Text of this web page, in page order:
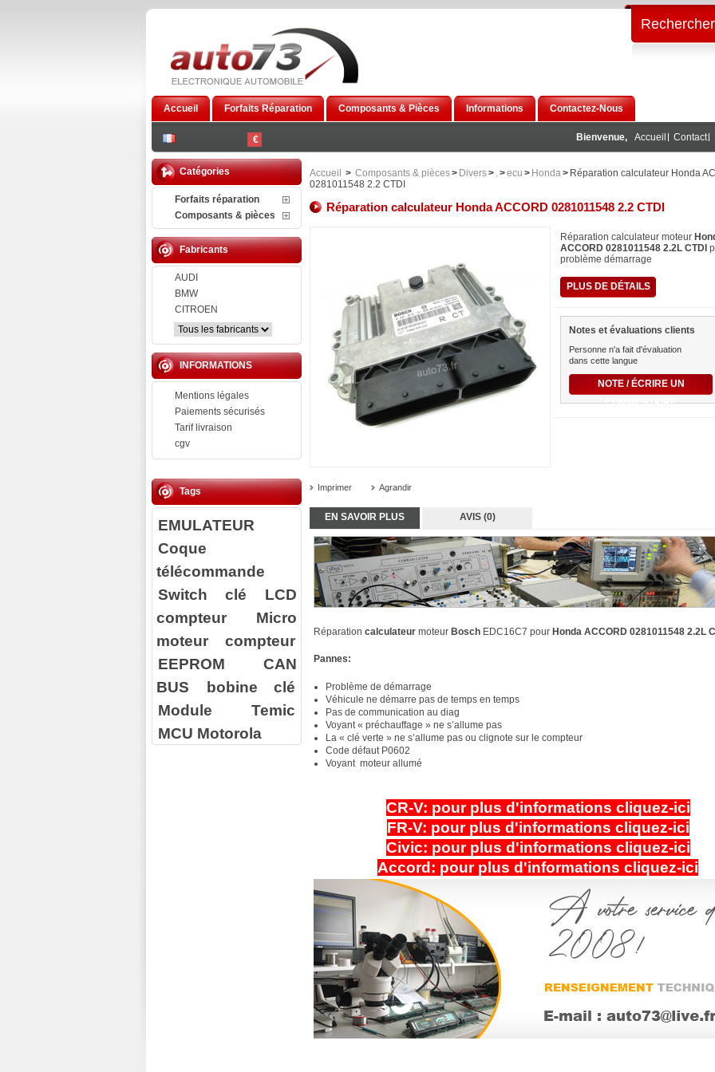
€
Accueil Forfaits Réparation Composants & Pièces Informations Contactez-Nous
Bienvenue, Accueil Contact
Rechercher
Catégories
Forfaits réparation
Composants & pièces
Fabricants
AUDI
BMW
CITROEN
INFORMATIONS
Mentions légales
Paiements sécurisés
Tarif livraison
cgv
Tags
EMULATEUR
Coque
télécommande
Switch clé
LCD
compteur
Micro
moteur compteur
EEPROM
CAN
BUS
bobine clé
Module Temic
MCU Motorola
Accueil > Composants & pièces> Divers> .>ecu > Honda> Réparation calculateur Honda
0281011548 2.2 CTDI
Réparation calculateur Honda ACCORD 0281011548 2.2 CTDI
Imprimer Agrandir
Réparation calculateur moteur
ACCORD 0281011548 2.2L CTDI
problème démarrage
PLUS DE DÉTAILS
Notes et évaluations clients
Personne n'a fait d'évaluation
dans cette langue
NOTE / ÉCRIRE UN
COMMENTAIRE
EN SAVOIR PLUS AVIS (0)
Réparation calculateur moteur Bosch EDC16C7 pour Honda ACCORD 0281011548 2.2L
Pannes:
Problème de démarrage
Véhicule ne démarre pas de temps en temps
Pas de communication au diag
Voyant « préchauffage » ne s’allume pas
La « clé verte » ne s’allume pas ou clignote sur le compteur
Code défaut P0602
Voyant moteur allumé
CR-V: pour plus d'informations cliquez-ici
FR-V: pour plus d'informations cliquez-ici
Civic: pour plus d'informations cliquez-ici
Accord: pour plus d'informations cliquez-ici